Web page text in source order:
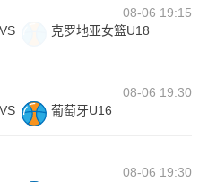
08-06 19:15
VS 克罗地亚女篮U18
08-06 19:30
VS 葡萄牙U16
08-06 19:30